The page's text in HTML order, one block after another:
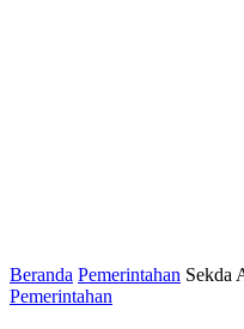
Beranda Pemerintahan Sekda
Pemerintahan